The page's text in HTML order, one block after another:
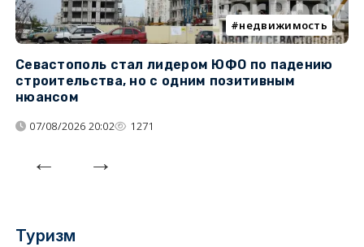
недвижимость
Севастополь стал лидером ЮФО по падению
строительства, но с одним позитивным
нюансом
07/08/2026 20:02 1271
Туризм